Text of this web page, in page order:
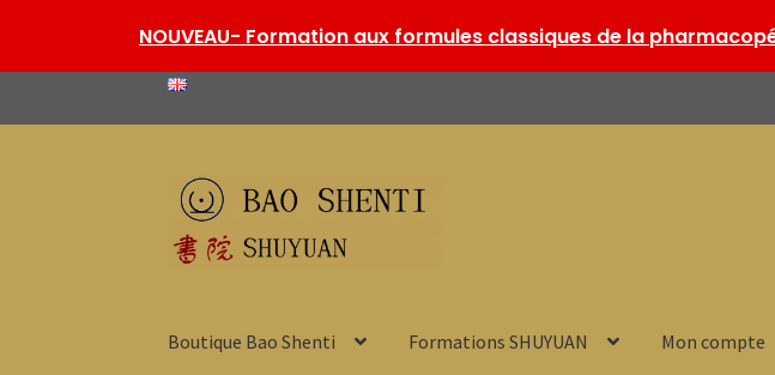
Aller
la
Aller
au
contenu
Boutique Bao Shenti Formations SHUYUAN Mon compte
NOUVEAU- Formation aux formules classiques de la